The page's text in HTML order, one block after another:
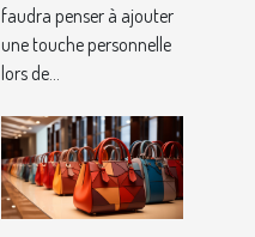
faudra penser à ajouter
une touche personnelle
lors de...